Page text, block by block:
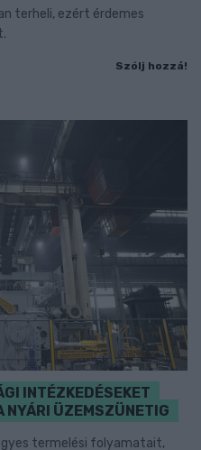
terheli, ezért érdemes
Szólj hozzá!
INTÉZKEDÉSEKET
NYÁRI ÜZEMSZÜNETIG
termelési folyamatait,